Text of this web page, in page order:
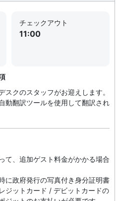
チェックアウト
11:00
スクのスタッフがお迎えします。
動翻訳ツールを使用して翻訳され
て、追加ゲスト料金がかかる場合
に政府発行の写真付き身分証明書
ジットカード / デビットカードの